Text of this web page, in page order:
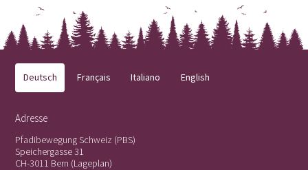
Deutsch Français Italiano English
Adresse
Pfadibewegung Schweiz (PBS)
Speichergasse 31
CH-3011 Bern (Lageplan)